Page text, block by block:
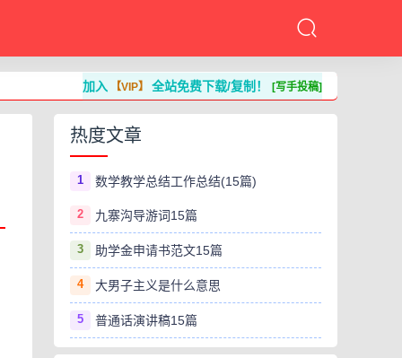
加入 【VIP】全站免费下载/复制！[写手投稿]
热度文章
1 数学教学总结工作总结(15篇)
2 九寨沟导游词15篇
3 助学金申请书范文15篇
4 大男子主义是什么意思
5 普通话演讲稿15篇